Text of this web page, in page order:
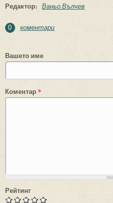
Редактор: Ваньо Вълчев
0 коментари
Вашето име
Коментар*
Рейтинг